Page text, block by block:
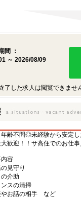
間 ：
～ 2026/08/09
了した求人は閲覧できませ
齢不問◎未経験から安定
歓迎！！サ高住でのお仕事
容
見守り
の介助
ンスの清掃
やお話の相手 など